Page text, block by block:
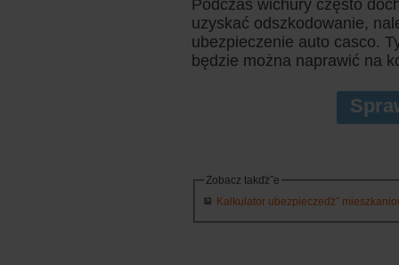
Podczas wichury często
uzyskać odszkodowanie,
ubezpieczenie auto casco.
będzie można naprawić na
Zobacz takďż˝e
Kalkulator ubezpieczeďż˝